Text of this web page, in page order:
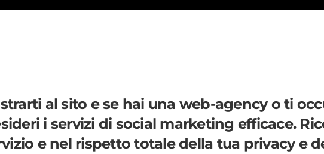
al sito e se hai una web-agency o ti
i servizi di social marketing efficace.
e nel rispetto totale della tua privacy e